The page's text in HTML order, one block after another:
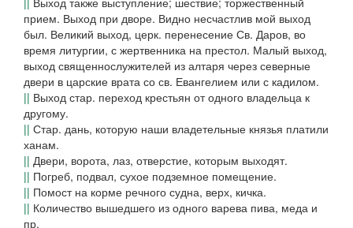
прием. Выход при дворе. Видно несчастлив мой выход
был. Великий выход, церк. перенесение Св. Даров, во
время литургии, с жертвенника на престол. Малый выход,
выход священнослужителей из алтаря через северные
двери в царские врата со св. Евангелием или с кадилом.
|| Выход стар. переход крестьян от одного владельца к
другому.
|| Стар. дань, которую наши владетельные князья платили
ханам.
|| Двери, ворота, лаз, отверстие, которым выходят.
|| Погреб, подвал, сухое подземное помещение.
|| Помост на корме речного судна, верх, кичка.
|| Количество вышедшего из одного варева пива, меда и
пр.